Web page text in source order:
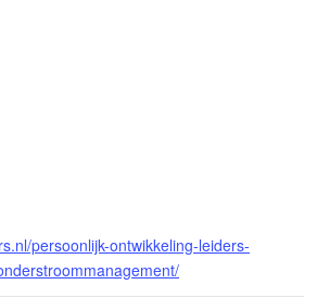
persoonlijk-ontwikkeling-leiders-